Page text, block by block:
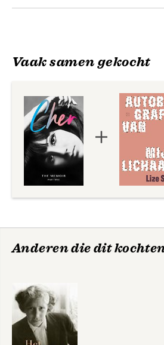
Vaak samen gekocht
Anderen die dit